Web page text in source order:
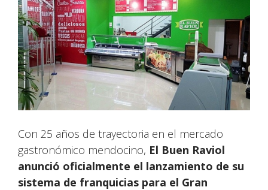
Con 25 años de trayectoria en el mercado
gastronómico mendocino, El Buen Raviol
anunció oficialmente el lanzamiento de su
sistema de franquicias para el Gran